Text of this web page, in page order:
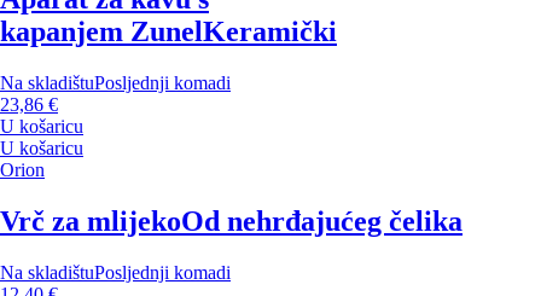
kapanjem ZunelKeramički
Na skladištuPosljednji komadi
23,86 €
U košaricu
U košaricu
Orion
Vrč za mlijekoOd nehrđajućeg čelika
Na skladištuPosljednji komadi